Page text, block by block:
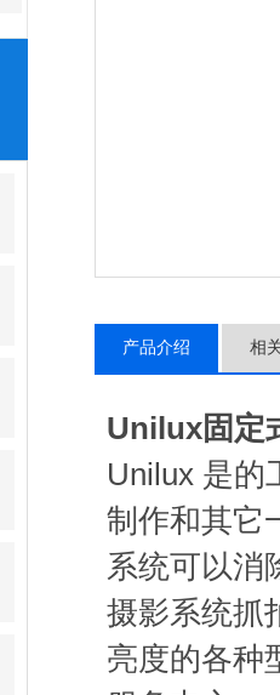
产品介绍 相
Unilux固定
Unilux 是的
制作和其它
系统可以消
摄影系统抓
亮度的各种